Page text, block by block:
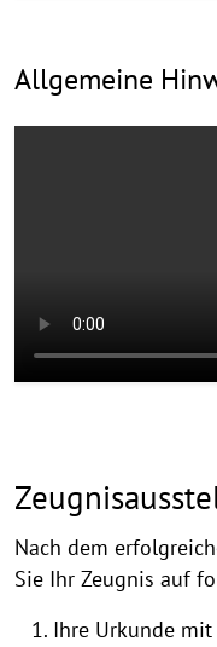
Allgemeine
Nach dem
Sie Ihr Zeugnis auf
Ihre Urkunde